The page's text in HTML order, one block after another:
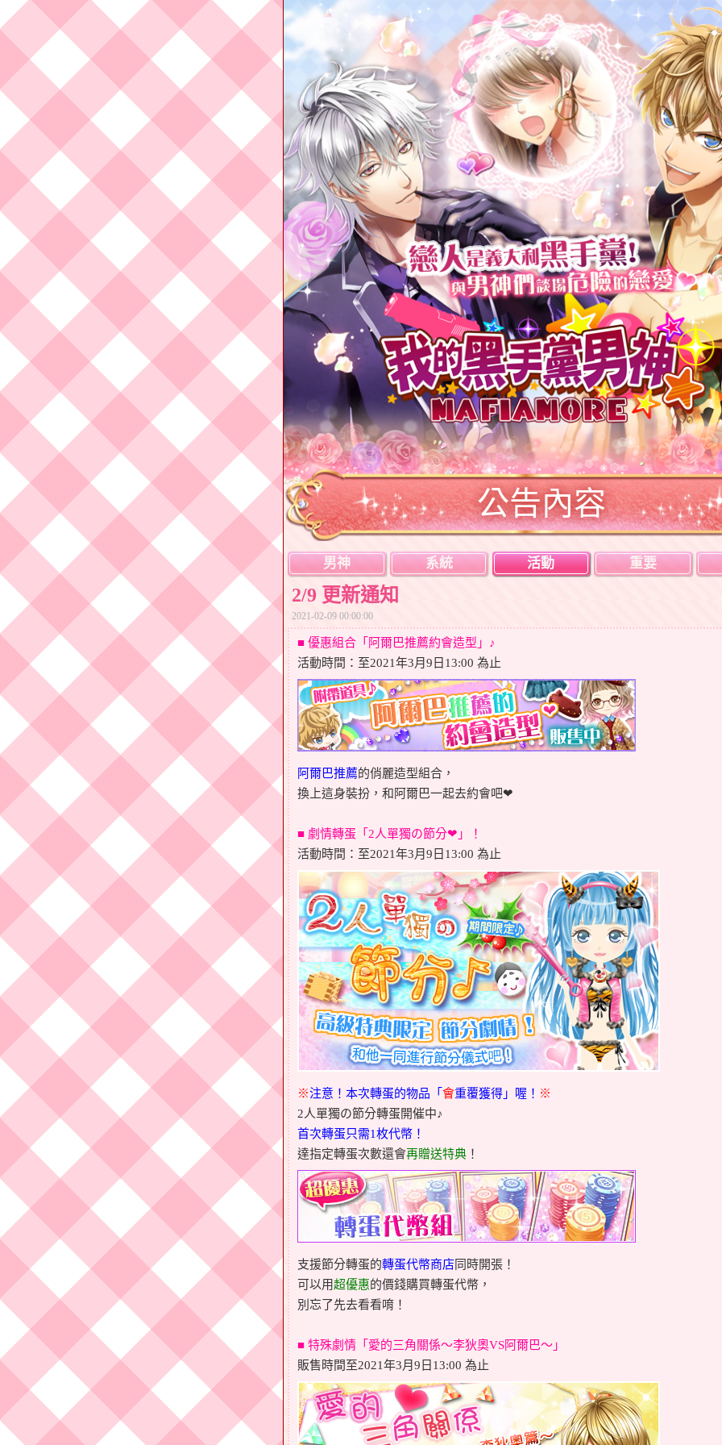
公告內容
男神 系統 活動 重要
2/9 更新通知
2021-02-09 00:00:00
■ 優惠組合「阿爾巴推薦約會造型」 ♪
活動時間：至2021年3月9日13:00 為止
阿爾巴推薦的俏麗造型組合，
換上這身裝扮，和阿爾巴一起去約會吧❤
■ 劇情轉蛋「2人單獨の節分❤ 」！
活動時間：至2021年3月9日13:00 為止
※注意！本次轉蛋的物品「 會重覆獲得」喔！ ※
2人單獨の節分轉蛋開催中♪
首次轉蛋只需1枚代幣！
達指定轉蛋次數還會再贈送特典 ！
支援節分轉蛋的轉蛋代幣商店同時開張！
可以用超優惠的價錢購買轉蛋代幣，
別忘了先去看看唷！
■ 特殊劇情「愛的三角關係～李狄奧VS阿爾巴～ 」
販售時間至2021年3月9日13:00 為止